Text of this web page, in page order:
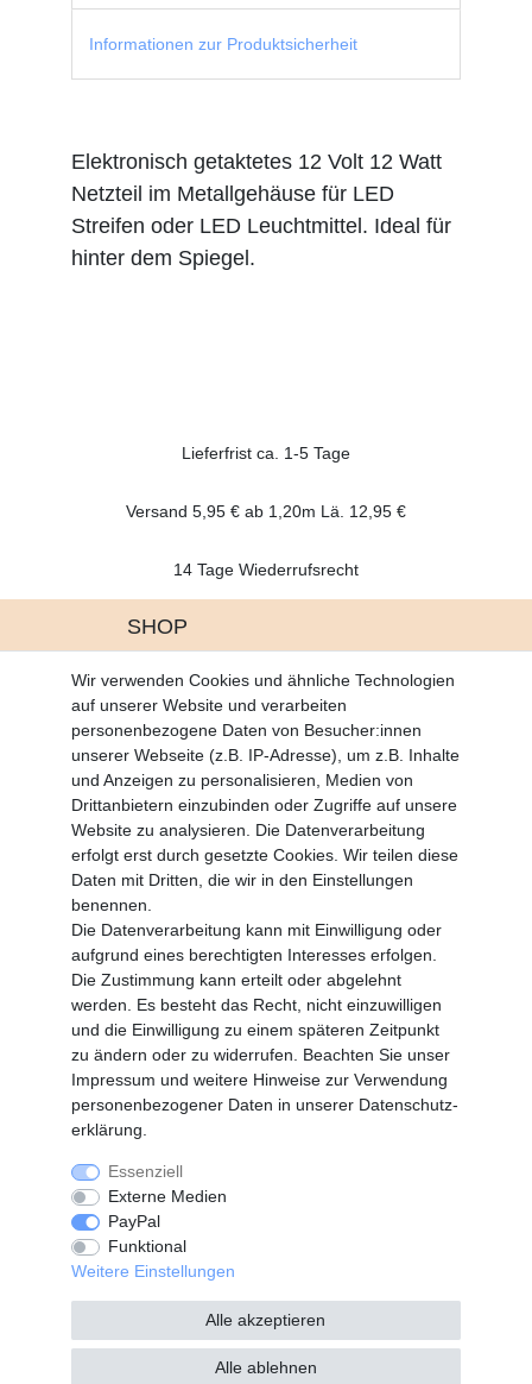
Informationen zur Produktsicherheit
Elektronisch getaktetes 12 Volt 12 Watt
Netzteil im Metallgehäuse für LED
Streifen oder LED Leuchtmittel. Ideal für
hinter dem Spiegel.
Lieferfrist ca. 1-5 Tage
Versand 5,95 € ab 1,20m Lä. 12,95 €
14 Tage Wiederrufsrecht
SHOP
Battrerie Gesetz
Fragen und Antworten
Zahlungsarten
MEIN KONTO
Altgeräte Verordnung
Login
Registrieren
Vertrag widerrufen
SERVICE
Info Material als PDF
Versand
Rückrufe
Galerie
Widerrufs­recht
Impressum
AGB Kontakt
Wir verwenden Cookies und ähnliche Technologien
auf unserer Website und verarbeiten
personenbezogene Daten von Besucher:innen
unserer Webseite (z.B. IP-Adresse), um z.B. Inhalte
und Anzeigen zu personalisieren, Medien von
Drittanbietern einzubinden oder Zugriffe auf unsere
Website zu analysieren. Die Datenverarbeitung
erfolgt erst durch gesetzte Cookies. Wir teilen diese
Daten mit Dritten, die wir in den Einstellungen
benennen.
Die Datenverarbeitung kann mit Einwilligung oder
aufgrund eines berechtigten Interesses erfolgen.
Die Zustimmung kann erteilt oder abgelehnt
werden. Es besteht das Recht, nicht einzuwilligen
und die Einwilligung zu einem späteren Zeitpunkt
zu ändern oder zu widerrufen. Beachten Sie unser
Impressum und weitere Hinweise zur Verwendung
personenbezogener Daten in unserer Daten­schutz­
erklärung
Essenziell
Externe Medien
PayPal
Funktional
Weitere Einstellungen
Alle akzeptieren
Alle ablehnen